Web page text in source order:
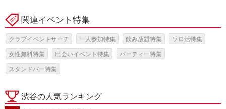
関連イベント特集
クラブイベントサーチ 一人参加特集 飲み放題特集 ソロ活特集
女性無料特集 出会いイベント特集 パーティー特集
スタンドバー特集
渋谷の人気ランキング